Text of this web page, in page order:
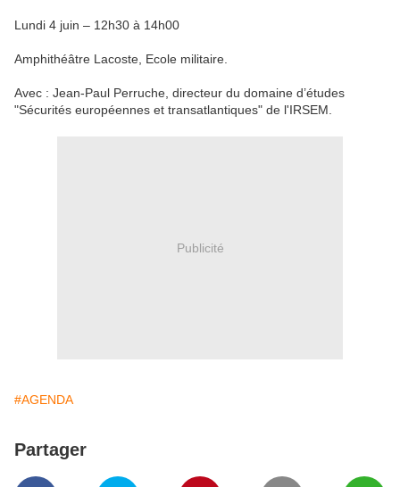
Lundi 4 juin – 12h30 à 14h00
Amphithéâtre Lacoste, Ecole militaire.
Avec : Jean-Paul Perruche, directeur du domaine d’études
"Sécurités européennes et transatlantiques" de l'IRSEM.
Publicité
#AGENDA
Partager